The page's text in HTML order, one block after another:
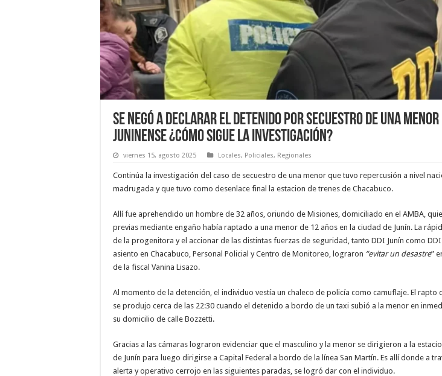
Se negó a declarar el detenido por secuestro de una menor
juninense ¿Cómo sigue la investigación?
viernes 15, agosto 2025 Locales, Policiales, Regionales
Continúa la investigación del caso de secuestro de una menor que tuvo repercusión a nivel
madrugada y que tuvo como desenlace final la estacion de trenes de Chacabuco.
Allí fue aprehendido un hombre de 32 años, oriundo de Misiones, domiciliado en el AMBA,
previas mediante engaño había raptado a una menor de 12 años en la ciudad de Junín. La
de la progenitora y el accionar de las distintas fuerzas de seguridad, tanto DDI Junín como DDI
asiento en Chacabuco, Personal Policial y Centro de Monitoreo, lograron “evitar un desastre”
de la fiscal Vanina Lisazo.
Al momento de la detención, el individuo vestía un chaleco de policía como camuflaje. El rapto
se produjo cerca de las 22:30 cuando el detenido a bordo de un taxi subió a la menor en
su domicilio de calle Bozzetti.
Gracias a las cámaras lograron evidenciar que el masculino y la menor se dirigieron a la
de Junín para luego dirigirse a Capital Federal a bordo de la línea San Martín. Es allí donde a
alerta y operativo cerrojo en las siguientes paradas, se logró dar con el individuo.